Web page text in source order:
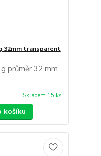
32mm transparent
průměr 32 mm
Skladem 15 ks
košíku